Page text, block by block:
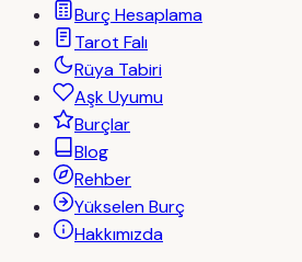
Burç Hesaplama
Tarot Falı
Rüya Tabiri
Aşk Uyumu
Burçlar
Blog
Rehber
Yükselen Burç
Hakkımızda